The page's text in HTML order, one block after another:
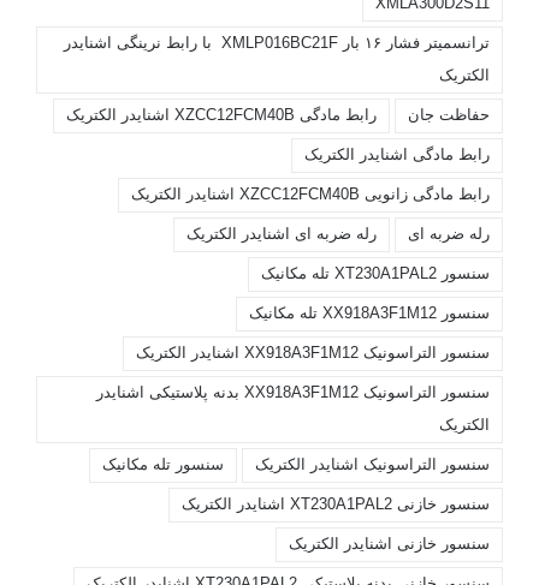
XMLA300D2S11
ترانسمیتر فشار ۱۶ بار XMLP016BC21F با رابط نرینگی اشنایدر
الکتریک
حفاظت جان رابط مادگی XZCC12FCM40B اشنایدر الکتریک
رابط مادگی اشنایدر الکتریک
رابط مادگی زانویی XZCC12FCM40B اشنایدر الکتریک
رله ضربه ای رله ضربه ای اشنایدر الکتریک
سنسور XT230A1PAL2 تله مکانیک
سنسور XX918A3F1M12 تله مکانیک
سنسور التراسونیک XX918A3F1M12 اشنایدر الکتریک
سنسور التراسونیک XX918A3F1M12 بدنه پلاستیکی اشنایدر
الکتریک
سنسور التراسونیک اشنایدر الکتریک سنسور تله مکانیک
سنسور خازنی XT230A1PAL2 اشنایدر الکتریک
سنسور خازنی اشنایدر الکتریک